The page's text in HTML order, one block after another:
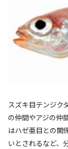
スズキ目テンジク
の仲間やアジの仲
はハゼ亜目との関
いとされるなど、